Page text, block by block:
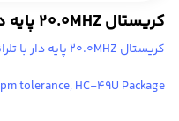
کریستال 20.0MHZ پایه دار، بسته بندی HC-49U
کریستال 20.0MHZ پایه دار با تلرانس 30ppm± و بسته بندی HC-49U
tolerance, HC-49U Package